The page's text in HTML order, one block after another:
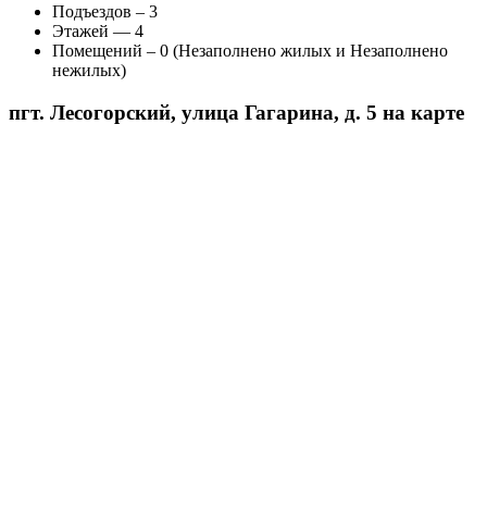
Подъездов – 3
Этажей — 4
Помещений – 0 (Незаполнено жилых и Незаполнено
нежилых)
пгт. Лесогорский, улица Гагарина, д. 5 на карте